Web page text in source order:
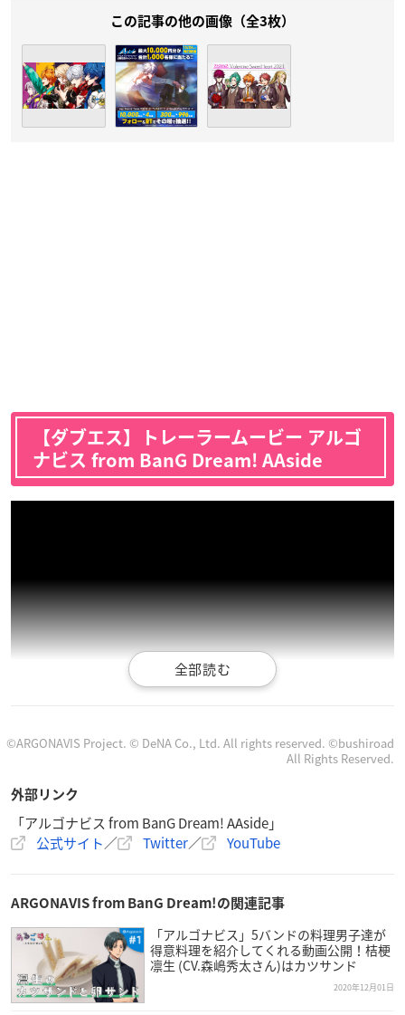
この記事の他の画像（全3枚）
【ダブエス】トレーラームービー アルゴ
ナビス from BanG Dream! AAside
開催概要
アルゴナビス from BanG Dream! AAside Valenti
【開催日時】
2021年2月5日(金)～2月23日(火・祝)
©ARGONAVIS Project. © DeNA Co., Ltd. All rights reserved. ©bushiroad
All Rights Reserved.
外部リンク
「アルゴナビス from BanG Dream! AAside」
公式サイト／ Twitter／ YouTube
ARGONAVIS from BanG Dream!の関連記事
「アルゴナビス」5バンドの料理男子達が
得意料理を紹介してくれる動画公開！桔梗
凛生 (CV.森嶋秀太さん)はカツサンド
2020年12月01日